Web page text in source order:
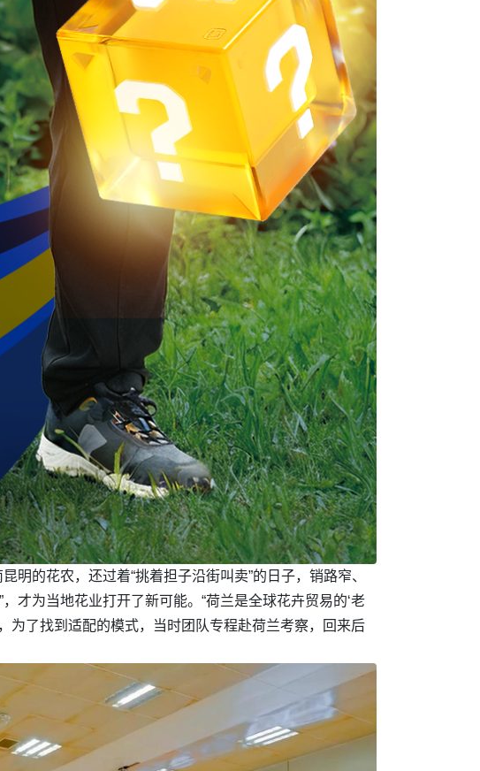
的花农，还过着“挑着担子沿街叫卖”的日子，销路窄、
才为当地花业打开了新可能。“荷兰是全球花卉贸易的‘老
为了找到适配的模式，当时团队专程赴荷兰考察，回来后